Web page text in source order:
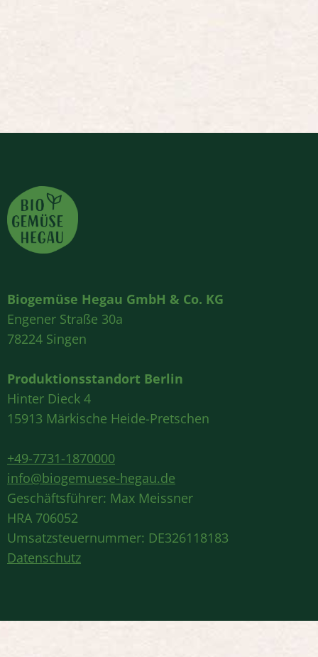
Biogemüse Hegau GmbH & Co. KG
Engener Straße 30a
78224 Singen
Produktionsstandort Berlin
Hinter Dieck 4
15913 Märkische Heide-Pretschen
+49-7731-1870000
info@biogemuese-hegau.de
Geschäftsführer: Max Meissner
HRA 706052
Umsatzsteuernummer: DE326118183
Datenschutz